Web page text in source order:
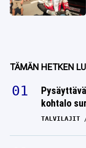
TÄMÄN HETKEN
kohtalo
TALVILAJIT